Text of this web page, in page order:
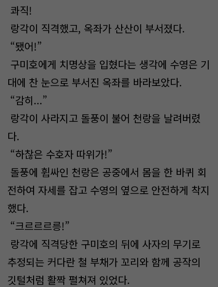
콰직!
랑각이 직격했고, 옥좌가 산산이 부서졌다.
“됐어!”
구미호에게 치명상을 입혔다는 생각에 수영은 기
대에 찬 눈으로 부서진 옥좌를 바라보았다.
“감히...”
랑각이 사라지고 돌풍이 불어 천랑을 날려버렸
다.
“하찮은 수호자 따위가!”
돌풍에 휩싸인 천랑은 공중에서 몸을 한 바퀴 회
전하여 자세를 잡고 수영의 옆으로 안전하게 착지
했다.
“크르르르릉!”
랑각에 직격당한 구미호의 뒤에 사자의 무기로
추정되는 커다란 철 부채가 꼬리와 함께 공작의
깃털처럼 활짝 펼쳐져 있었다.